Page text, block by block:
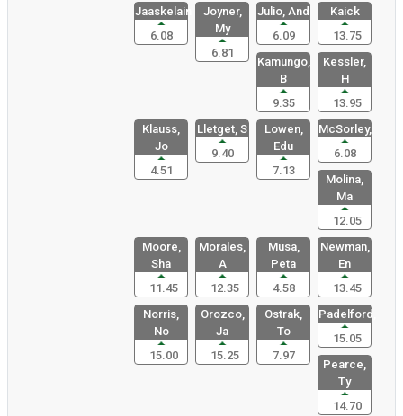
Jaaskelain
6.08
Joyner,
My
6.81
Julio, And
6.09
Kaick
13.75
Kamungo,
B
9.35
Kessler,
H
13.95
Klauss,
Jo
4.51
Lletget, S
9.40
Lowen,
Edu
7.13
McSorley,
6.08
Molina,
Ma
12.05
Moore,
Sha
11.45
Morales,
A
12.35
Musa,
Peta
4.58
Newman,
En
13.45
Norris,
No
15.00
Orozco,
Ja
15.25
Ostrak,
To
7.97
Padelford,
15.05
Pearce,
Ty
14.70